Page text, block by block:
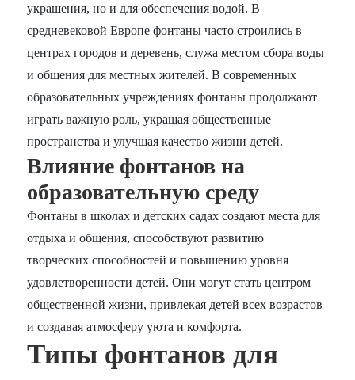
украшения, но и для обеспечения водой. В
средневековой Европе фонтаны часто строились в
центрах городов и деревень, служа местом сбора воды
и общения для местных жителей. В современных
образовательных учреждениях фонтаны продолжают
играть важную роль, украшая общественные
пространства и улучшая качество жизни детей.
Влияние фонтанов на
образовательную среду
Фонтаны в школах и детских садах создают места для
отдыха и общения, способствуют развитию
творческих способностей и повышению уровня
удовлетворенности детей. Они могут стать центром
общественной жизни, привлекая детей всех возрастов
и создавая атмосферу уюта и комфорта.
Типы фонтанов для